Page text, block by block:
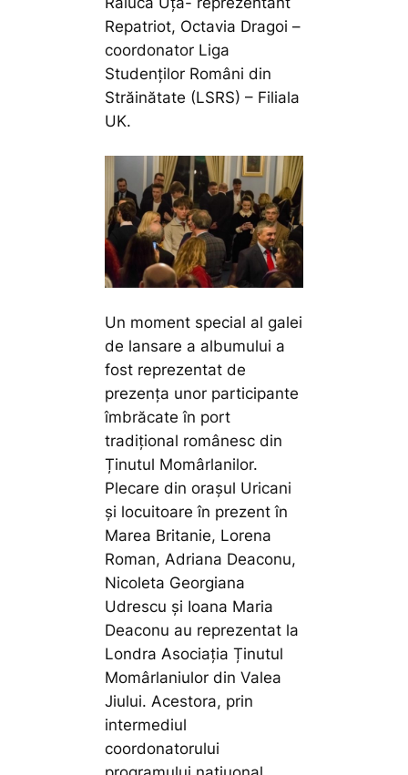
Repatriot, Octavia Dragoi –
coordonator Liga
Studenţilor Români din
Străinătate (LSRS) – Filiala
UK.
Un moment special al galei
de lansare a albumului a
fost reprezentat de
prezența unor participante
îmbrăcate în port
tradițional românesc din
Ținutul Momârlanilor.
Plecare din orașul Uricani
și locuitoare în prezent în
Marea Britanie, Lorena
Roman, Adriana Deaconu,
Nicoleta Georgiana
Udrescu și Ioana Maria
Deaconu au reprezentat la
Londra Asociația Ținutul
Momârlaniulor din Valea
Jiului. Acestora, prin
intermediul
coordonatorului